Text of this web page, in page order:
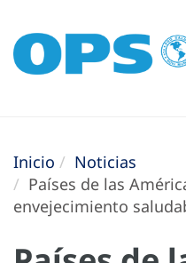
Inicio
Noticias
Países de las
envejecimiento